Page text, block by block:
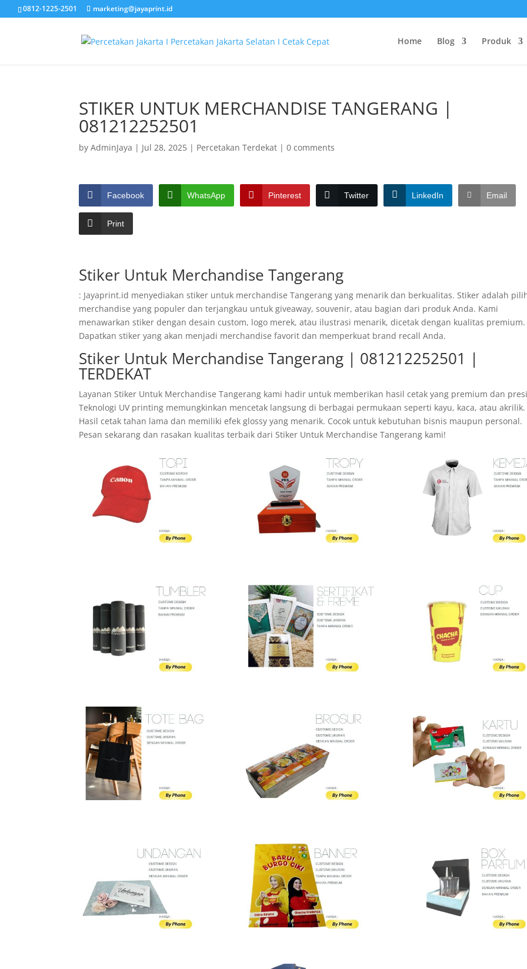
0812-1225-2501 marketing@jayaprint.id
Home Blog Produk
STIKER UNTUK MERCHANDISE TANGERANG |
081212252501
byAdminJaya | Jul 28, 2025 | Percetakan Terdekat |0 comments
Facebook WhatsApp Pinterest Twitter LinkedIn Email
Print
Stiker Untuk Merchandise Tangerang
: Jayaprint.id menyediakan stiker untuk merchandise Tangerang yang menarik dan berkualitas. Stiker adalah
merchandise yang populer dan terjangkau untuk giveaway, souvenir, atau bagian dari produk Anda. Kami
menawarkan stiker dengan desain custom, logo merek, atau ilustrasi menarik, dicetak dengan kualitas premium.
Dapatkan stiker yang akan menjadi merchandise favorit dan memperkuat brand recall Anda.
Stiker Untuk Merchandise Tangerang | 081212252501 |
TERDEKAT
Layanan Stiker Untuk Merchandise Tangerang kami hadir untuk memberikan hasil cetak yang premium dan
Teknologi UV printing memungkinkan mencetak langsung di berbagai permukaan seperti kayu, kaca, atau akrilik.
Hasil cetak tahan lama dan memiliki efek glossy yang menarik. Cocok untuk kebutuhan bisnis maupun personal.
Pesan sekarang dan rasakan kualitas terbaik dari Stiker Untuk Merchandise Tangerang kami!